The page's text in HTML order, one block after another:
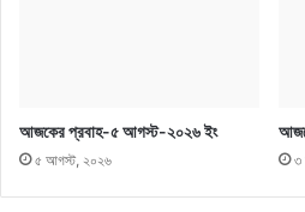
আজকের প্রবাহ-৫ আগস্ট-২০২৬ ইং
৫ আগস্ট, ২০২৬ ৩